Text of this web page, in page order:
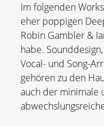
Im folgenden
eher poppigen
Robin Gambler &
habe.
Vocal- und Song-
gehören zu den
auch der minimale